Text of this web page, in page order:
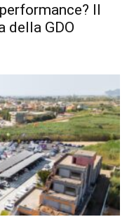
Il
della GDO